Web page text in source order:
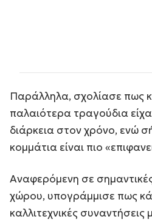
Παράλληλα, σχολίασε πως
παλαιότερα τραγούδια
διάρκεια στον χρόνο, ενώ
κομμάτια είναι πιο
Αναφερόμενη σε
χώρου, υπογράμμισε πως
καλλιτεχνικές